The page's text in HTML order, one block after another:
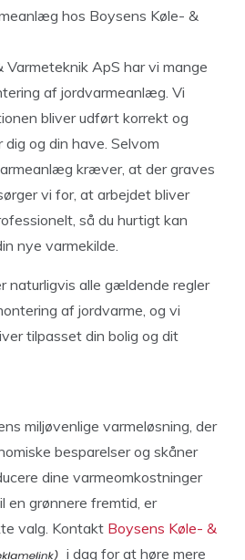
hos Boysens Køle- &
Varmeteknik ApS har vi mange
af jordvarmeanlæg. Vi
bliver udført korrekt og
og din have. Selvom
kræver, at der graves
vi for, at arbejdet bliver
så du hurtigt kan
nye varmekilde.
naturligvis alle gældende regler
af jordvarme, og vi
tilpasset din bolig og dit
miljøvenlige varmeløsning, der
besparelser og skåner
dine varmeomkostninger
en grønnere fremtid, er
valg. Kontakt Boysens Køle- &
i dag for at høre mere